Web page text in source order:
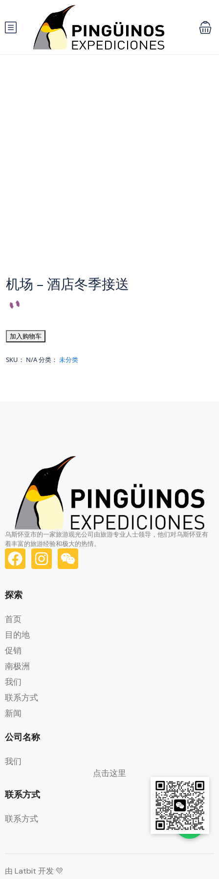
机场 – 酒店冬季接送
加入购物车
SKU： N/A分类： 未分类
乌斯怀亚市的一家旅游观光公司由旅游专业人士领导，他们对乌斯怀亚有
着丰富的旅游经验和极大的热情。
探索
首页
目的地
促销
南极洲
我们
联系方式
新闻
公司名称
我们
点击这里
联系方式
联系方式
由 Latbit 开发 💛